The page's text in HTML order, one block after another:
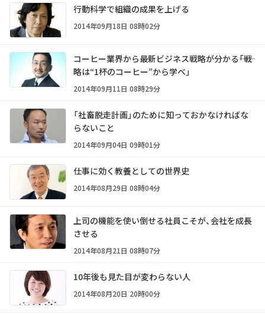
行動科学で組織の成果を上げる
2014年09月18日 08時02分
コーヒー業界から最新ビジネス戦略が分かる――「戦
略は“1杯のコーヒー”から学べ」
2014年09月11日 08時29分
「社畜脱走計画」のために知っておかなければな
らないこと
2014年09月04日 09時01分
仕事に効く教養としての世界史
2014年08月29日 08時04分
上司の機能を使い倒せる社員こそが、会社を成長
させる
2014年08月21日 08時07分
10年後も見た目が変わらない人
2014年08月20日 20時00分